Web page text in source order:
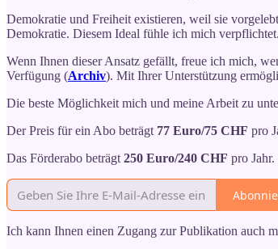
Demokratie und Freiheit existieren, weil sie
Demokratie. Diesem Ideal fühle ich mich
Wenn Ihnen dieser Ansatz gefällt, freue ich mich,
Verfügung (Archiv). Mit Ihrer Unterstützung
Die beste Möglichkeit mich und meine Arbeit zu
Der Preis für ein Abo beträgt 77 Euro/75 CHF pro
Das Förderabo beträgt 250 Euro/240 CHF pro Jahr.
Ich kann Ihnen einen Zugang zur Publikation auch